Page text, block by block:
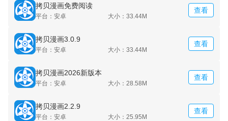
拷贝漫画免费阅读
平台：安卓 大小：33.44M
查看
拷贝漫画3.0.9
平台：安卓 大小：33.44M
查看
拷贝漫画2026新版本
平台：安卓 大小：28.58M
查看
拷贝漫画2.2.9
平台：安卓 大小：25.95M
查看